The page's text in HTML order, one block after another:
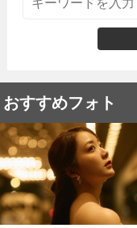
おすすめフォト